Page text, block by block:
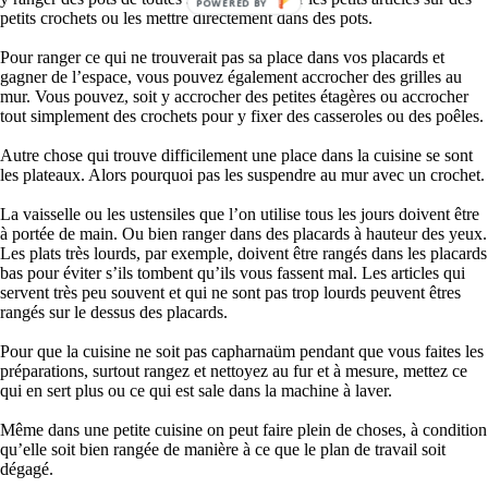
petits crochets ou les mettre directement dans des pots.
Pour ranger ce qui ne trouverait pas sa place dans vos placards et
gagner de l’espace, vous pouvez également accrocher des grilles au
mur. Vous pouvez, soit y accrocher des petites étagères ou accrocher
tout simplement des crochets pour y fixer des casseroles ou des poêles.
Autre chose qui trouve difficilement une place dans la cuisine se sont
les plateaux. Alors pourquoi pas les suspendre au mur avec un crochet.
La vaisselle ou les ustensiles que l’on utilise tous les jours doivent être
à portée de main. Ou bien ranger dans des placards à hauteur des yeux.
Les plats très lourds, par exemple, doivent être rangés dans les placards
bas pour éviter s’ils tombent qu’ils vous fassent mal. Les articles qui
servent très peu souvent et qui ne sont pas trop lourds peuvent êtres
rangés sur le dessus des placards.
Pour que la cuisine ne soit pas capharnaüm pendant que vous faites les
préparations, surtout rangez et nettoyez au fur et à mesure, mettez ce
qui en sert plus ou ce qui est sale dans la machine à laver.
Même dans une petite cuisine on peut faire plein de choses, à condition
qu’elle soit bien rangée de manière à ce que le plan de travail soit
dégagé.
POWERED BY